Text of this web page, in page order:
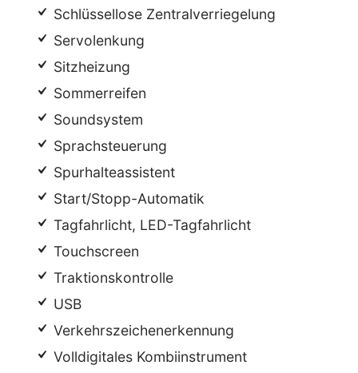
Schlüssellose Zentralverriegelung
Servolenkung
Sitzheizung
Sommerreifen
Soundsystem
Sprachsteuerung
Spurhalteassistent
Start/Stopp-Automatik
Tagfahrlicht, LED-Tagfahrlicht
Touchscreen
Traktionskontrolle
USB
Verkehrszeichenerkennung
Volldigitales Kombiinstrument